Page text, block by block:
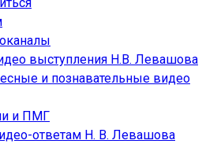
выступления Н.В. Левашова
и познавательные видео
и ПМГ
ответам Н. В. Левашова